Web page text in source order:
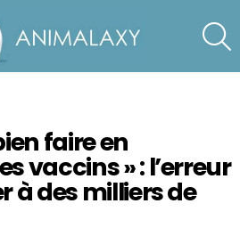
faire en
vaccins » : l’erreur
à des milliers de